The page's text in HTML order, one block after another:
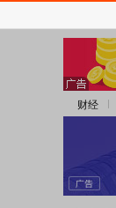
财经